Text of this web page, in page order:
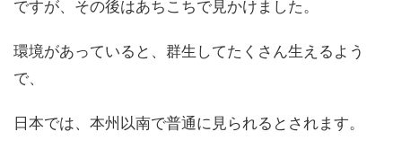
ですが、その後はあちこちで見かけました。
環境があっていると、群生してたくさん生えるよう
で、
日本では、本州以南で普通に見られるとされます。